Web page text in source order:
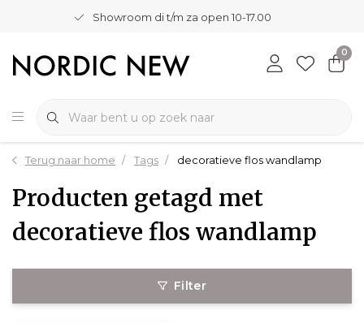
Showroom di t/m za open 10-17.00
0
Terug naar home Tags decoratieve flos wandlamp
Producten getagd met
decoratieve flos wandlamp
Filter